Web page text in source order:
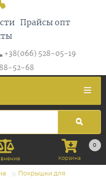
Прайсы опт
+38(066) 528-05-19
52-68
0
Корзина
Покрышки для